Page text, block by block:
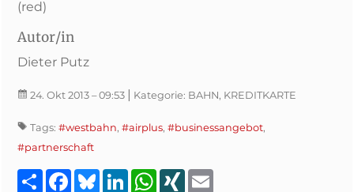
(red)
Autor/in
Dieter Putz
24. Okt 2013 – 09:53 | Kategorie: BAHN, KREDITKARTE
Tags: #westbahn, #airplus, #businessangebot,
#partnerschaft
TeilenFacebook
BlueskyLinkedInWhatsApp
XING